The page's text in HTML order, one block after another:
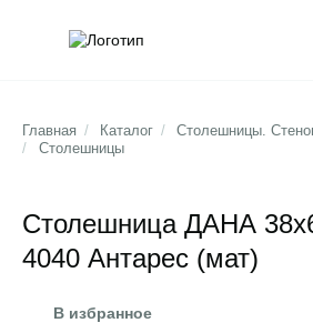
Главная / Каталог /
Столешницы.
/
Столешницы
Столешница ДАНА
4040 Антарес (мат)
В избранное